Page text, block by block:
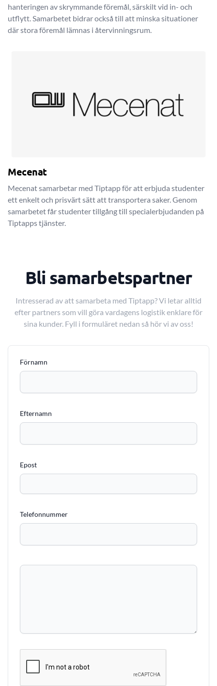
hanteringen av skrymmande föremål, särskilt vid in- och
utflytt. Samarbetet bidrar också till att minska situationer
där stora föremål lämnas i återvinningsrum.
Mecenat
Mecenat samarbetar med Tiptapp för att erbjuda studenter
ett enkelt och prisvärt sätt att transportera saker. Genom
samarbetet får studenter tillgång till specialerbjudanden på
Tiptapps tjänster.
Bli samarbetspartner
Intresserad av att samarbeta med Tiptapp? Vi letar alltid
efter partners som vill göra vardagens logistik enklare för
sina kunder. Fyll i formuläret nedan så hör vi av oss!
Förnamn
Efternamn
Epost
Telefonnummer